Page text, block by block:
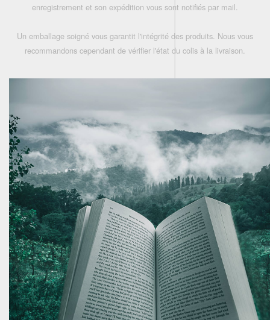
enregistrement et son expédition vous sont notifiés par mail.
Un emballage soigné vous garantit l'intégrité des produits. Nous vous
recommandons cependant de vérifier l'état du colis à la livraison.